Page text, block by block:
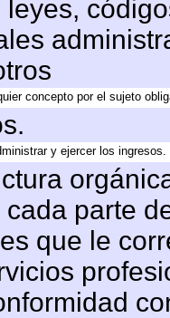
concepto por el sujeto
y ejercer los ingresos.
parte
que le